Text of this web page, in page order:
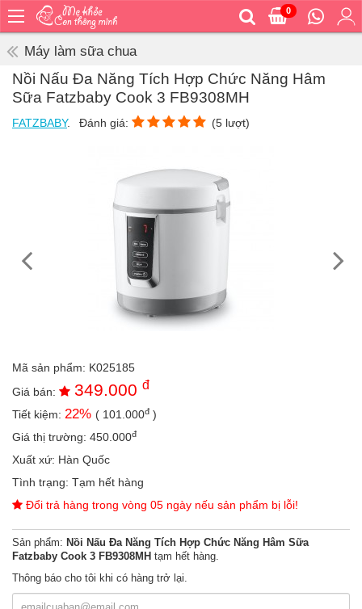
0
Bé
ăn
vệ
ngoài
an
toàn
Bé
Bé
mà
học
Dành
cho
mẹ
Dành
Máy làm sữa chua
Nồi Nấu Đa Năng Tích Hợp Chức Năng Hâm
Sữa Fatzbaby Cook 3 FB9308MH
FATZBABY. Đánh giá: (5 lượt)
Mã sản phẩm: K025185
Giá bán:
349.000 đ
Tiết kiệm: 22% ( 101.000đ )
Giá thị trường: 450.000đ
Xuất xứ: Hàn Quốc
Tình trạng: Tạm hết hàng
Đổi trả hàng trong vòng 05 ngày nếu sản phẩm bị lỗi!
Sản phẩm: Nồi Nấu Đa Năng Tích Hợp Chức Năng Hâm Sữa
Fatzbaby Cook 3 FB9308MH tạm hết hàng.
Thông báo cho tôi khi có hàng trở lại.